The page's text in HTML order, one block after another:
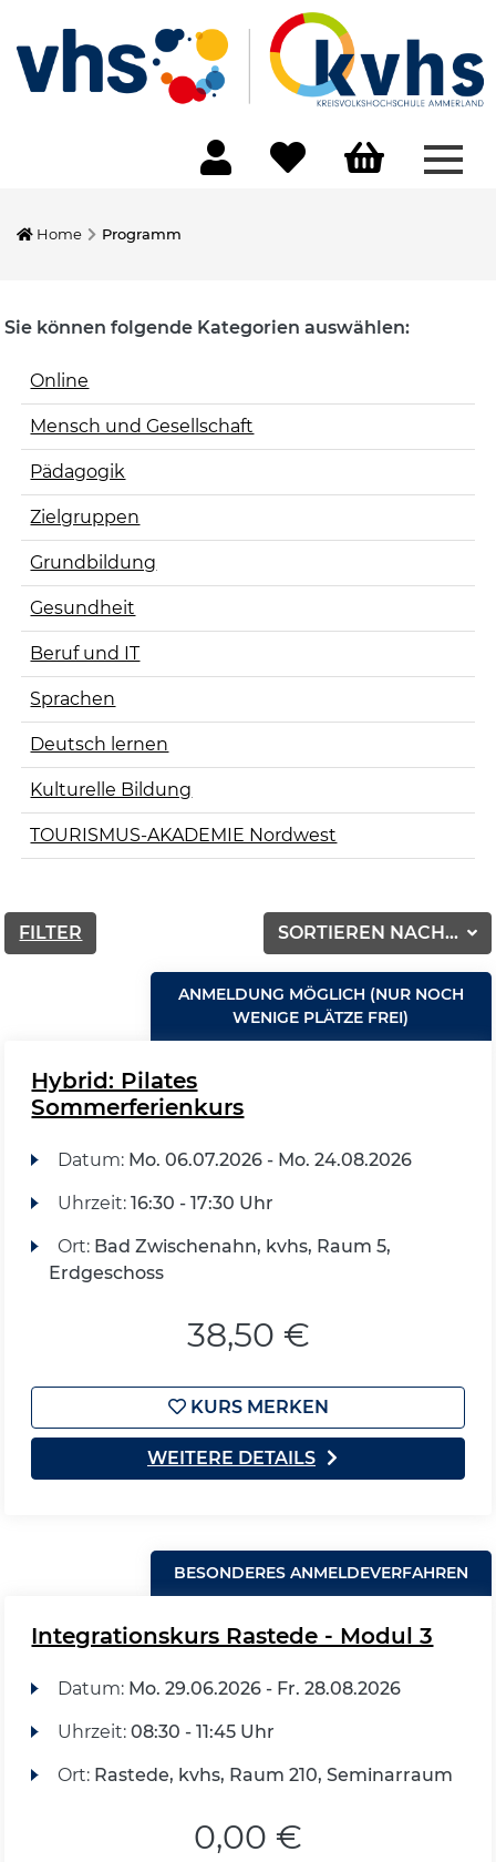
Home Programm
Sie können folgende Kategorien auswählen:
Online
Mensch und Gesellschaft
Pädagogik
Zielgruppen
Grundbildung
Gesundheit
Beruf und IT
Sprachen
Deutsch lernen
Kulturelle Bildung
TOURISMUS-AKADEMIE Nordwest
SORTIEREN NACH...
FILTER
ANMELDUNG MÖGLICH (NUR NOCH
WENIGE PLÄTZE FREI)
Hybrid: Pilates
Sommerferienkurs
Datum: Mo. 06.07.2026 - Mo. 24.08.2026
Uhrzeit: 16:30 - 17:30 Uhr
Ort: Bad Zwischenahn, kvhs, Raum 5,
Erdgeschoss
38,50 €
KURS MERKEN
WEITERE DETAILS
BESONDERES ANMELDEVERFAHREN
Integrationskurs Rastede - Modul 3
Datum: Mo. 29.06.2026 - Fr. 28.08.2026
Uhrzeit: 08:30 - 11:45 Uhr
Ort: Rastede, kvhs, Raum 210, Seminarraum
0,00 €